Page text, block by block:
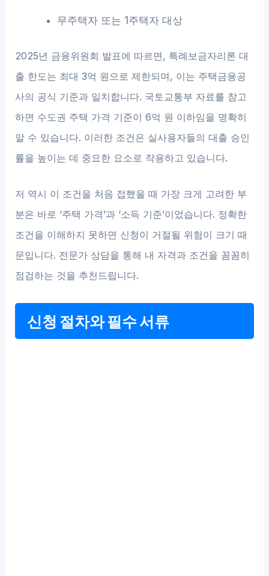
무주택자 또는 1주택자 대상
2025년 금융위원회 발표에 따르면, 특례보금자리론 대
출 한도는 최대 3억 원으로 제한되며, 이는 주택금융공
사의 공식 기준과 일치합니다. 국토교통부 자료를 참고
하면 수도권 주택 가격 기준이 6억 원 이하임을 명확히
알 수 있습니다. 이러한 조건은 실사용자들의 대출 승인
률을 높이는 데 중요한 요소로 작용하고 있습니다.
저 역시 이 조건을 처음 접했을 때 가장 크게 고려한 부
분은 바로 ‘주택 가격’과 ‘소득 기준’이었습니다. 정확한
조건을 이해하지 못하면 신청이 거절될 위험이 크기 때
문입니다. 전문가 상담을 통해 내 자격과 조건을 꼼꼼히
점검하는 것을 추천드립니다.
신청 절차와 필수 서류